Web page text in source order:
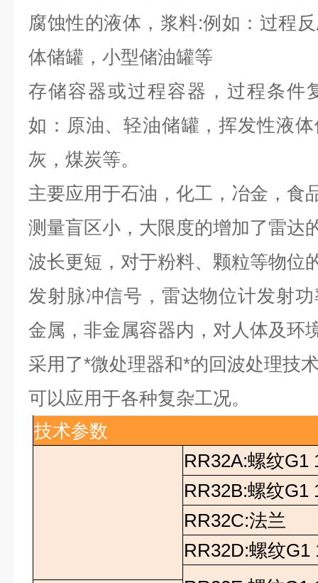
腐蚀性的液体，浆料:例如：过程
体储罐，小型储油罐等
存储容器或过程容器，过程条件
如：原油、轻油储罐，挥发性液
灰，煤炭等。
主要应用于石油，化工，冶金，食
测量盲区小，大限度的增加了雷达
波长更短，对于粉料、颗粒等物位
发射脉冲信号，雷达物位计发射
金属，非金属容器内，对人体及环
采用了*微处理器和*的回波处理技
可以应用于各种复杂工况。
技术参数
RR32A:螺纹G1
RR32B:螺纹G1
RR32C:法兰
RR32D:螺纹G1